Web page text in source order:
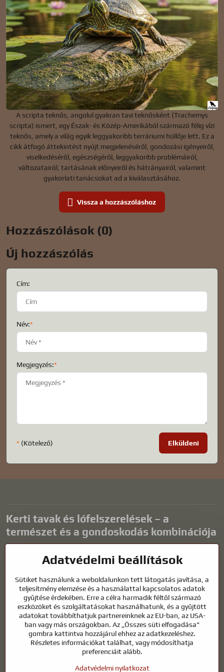
A scripta teknős, angolul gyakran tavi teknősként (Trachemys
scripta) ismert, egy Észak- és Közép-Amerikából származó félig vízi
teknős, amely a világ egyik leggyakoribb terráriumi hüllője lett. Ez a
cikk átfogó áttekintést nyújt megjelenéséről, gondozási igényeiről,
viselkedéséről, egészségéről, leggyakoribb problémáiról,
változatairól, tartásának előnyeiről és hátrányairól, valamint
gyakorlati tanácsokat ad a kiválasztásához.
Vissza a hozzászóláshoz
Hozzászólások (0)
Új hozzászólás
Cím:
Név:*
Megjegyzés:*
* (Kötelező) Elküldeni
Kerti tavak és lófelszerelések – a
természet és a gondoskodás kombinációja
harmonikus környezetet teremtenek a kikapcsolódáshoz és a vízi
karbantartás kulcsfontosságú a tiszta vízhez és az egészséges
tóhoz egész évben. Ugyanilyen fontos az életünk részét képező
állatok gondozása is.
A lovaknak kiváló minőségű lovaglófelszerelésre, megfelelő
táplálkozásra és felelősségteljes gondoskodásra van szükségük
ahhoz, hogy egészségesek, erősek és elégedettek legyenek. Legyen
szó lovasok, tenyésztők vagy természetkedvelők felszereléséről, a cél
Adatvédelmi beállítások
Sütiket használunk a weboldalunkon tett látogatás javítása, a
teljesítmény elemzése és a használattal kapcsolatos adatok
gyűjtése érdekében. Erre a célra harmadik féltől származó
eszközöket és szolgáltatásokat használhatunk, és a gyűjtött
adatokat továbbíthatjuk partnereinknek az EU-ban, az USA-
ban vagy más országokban. Az „Összes süti elfogadása"
gombra kattintva hozzájárul ehhez az adatkezeléshez.
Részletes információkat találhat, vagy módosíthatja
preferenciáit alább.
Adatvédelmi nyilatkozat